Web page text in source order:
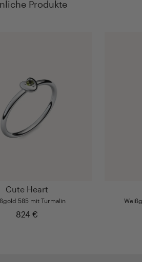
Produkte
Cute Heart
585 mit Turmalin
824 €